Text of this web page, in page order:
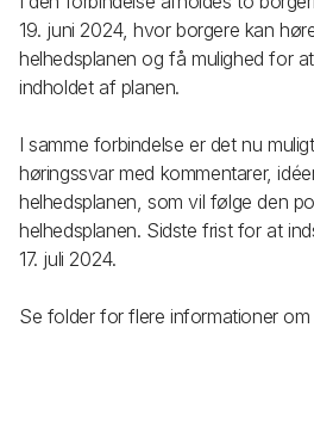
19. juni 2024, hvor borgere kan
helhedsplanen og få mulighed for
indholdet af planen.
I samme forbindelse er det nu
høringssvar med kommentarer,
helhedsplanen, som vil følge den
helhedsplanen. Sidste frist for at
17. juli 2024.
Se folder for flere informationer om